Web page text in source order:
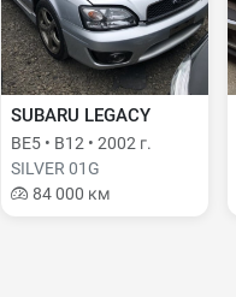
SUBARU LEGACY
BE5 • B12 • 2002 г.
SILVER 01G
84 000 км